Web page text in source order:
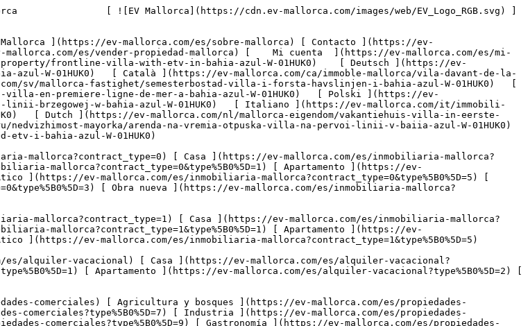
mallorca.com/sv/mallorca-fastighet/semesterbostad-villa-i-forsta-havslinjen-i-bahia-azul-W-01HUK0)   [ Français ](https://ev-mallorca.com/fr/bien-majorque/location-de-vacances-villa-en-premiere-ligne-de-mer-a-bahia-azul-W-01HUK0)   [ Polski ](https://ev-mallorca.com/pl/nieruchomosc-majorce/wynajem-wakacyjny-willa-w-pierwszej-linii-brzegowej-w-bahia-azul-W-01HUK0)   [ Italiano ](https://ev-mallorca.com/it/immobili-maiorca/affitto-vacanze-villa-in-prima-linea-di-mare-a-bahia-azul-W-01HUK0)   [ Dutch ](https://ev-mallorca.com/nl/mallorca-eigendom/vakantiehuis-villa-in-eerste-lijn-zee-in-bahia-azul-W-01HUK0)   [ Русский ](https://ev-mallorca.com/ru/nedvizhimost-mayorka/arenda-na-vremia-otpuska-villa-na-pervoi-linii-v-baiia-azul-W-01HUK0)   [ Dansk ](https://ev-mallorca.com/da/mallorca-ejendom/frontline-villa-med-etv-i-bahia-azul-W-01HUK0)   

 [ ![EV Mallorca](https://cdn.ev-mallorca.com/images/web/EV_Logo_RGB.svg) ](https://ev-mallorca.com/es)  Open main menu    

   Comprar     [ Todas las propiedades ](https://ev-mallorca.com/es/inmobiliaria-mallorca?contract_type=0) [ Casa ](https://ev-mallorca.com/es/inmobiliaria-mallorca?contract_type=0&type%5B0%5D=0) [ Finca ](https://ev-mallorca.com/es/inmobiliaria-mallorca?contract_type=0&type%5B0%5D=1) [ Apartamento ](https://ev-mallorca.com/es/inmobiliaria-mallorca?contract_type=0&type%5B0%5D=2) [ Ático ](https://ev-mallorca.com/es/inmobiliaria-mallorca?contract_type=0&type%5B0%5D=5) [ Solares ](https://ev-mallorca.com/es/inmobiliaria-mallorca?contract_type=0&type%5B0%5D=3) [ Obra nueva ](https://ev-mallorca.com/es/inmobiliaria-mallorca?contract_type=0&type%5B0%5D=development) 

   Alquilar     [ Todas las propiedades ](https://ev-mallorca.com/es/inmobiliaria-mallorca?contract_type=1) [ Casa ](https://ev-mallorca.com/es/inmobiliaria-mallorca?contract_type=1&type%5B0%5D=0) [ Finca ](https://ev-mallorca.com/es/inmobiliaria-mallorca?contract_type=1&type%5B0%5D=1) [ Apartamento ](https://ev-mallorca.com/es/inmobiliaria-mallorca?contract_type=1&type%5B0%5D=2) [ Ático ](https://ev-mallorca.com/es/inmobiliaria-mallorca?contract_type=1&type%5B0%5D=5) 

   Alquiler Vacacional     [ Todas las propiedades ](https://ev-mallorca.com/es/alquiler-vacacional) [ Casa ](https://ev-mallorca.com/es/alquiler-vacacional?type%5B0%5D=0) [ Finca ](https://ev-mallorca.com/es/alquiler-vacacional?type%5B0%5D=1) [ Apartamento ](https://ev-mallorca.com/es/alquiler-vacacional?type%5B0%5D=2) [ Ático ](https://ev-mallorca.com/es/alquiler-vacacional?type%5B0%5D=5) 

   Comercial     [ Todas las propiedades ](https://ev-mallorca.com/es/propiedades-comerciales) [ Agricultura y bosques ](https://ev-mallorca.com/es/propiedades-comerciales?type%5B0%5D=6) [ Hotel ](https://ev-mallorca.com/es/propiedades-comerciales?type%5B0%5D=7) [ Industria ](https://ev-mallorca.com/es/propiedades-comerciales?type%5B0%5D=8) [ Inversión ](https://ev-mallorca.com/es/propiedades-comerciales?type%5B0%5D=9) [ Gastronomía ](https://ev-mallorca.com/es/propiedades-comerciales?type%5B0%5D=10) [ Solares ](https://ev-mallorca.com/es/propiedades-comerciales?type%5B0%5D=11) [ Oficina ](https://ev-mallorca.com/es/propiedades-comerciales?type%5B0%5D=12) [ Otros ](https://ev-mallorca.com/es/propiedades-comerciales?type%5B0%5D=13) [ Tienda ](https://ev-mallorca.com/es/propiedades-comerciales?type%5B0%5D=14) 

 [ Obra nueva ](https://ev-mallorca.com/es/obra-nueva-mallorca) 

 [ Sobre nosotros ](https://ev-mallorca.com/es/sobre-nosotros) 

 [ Sobre Mallorca ](https://ev-mallorca.com/es/sobre-mallorca) 

 [ Vender propiedad ](https://ev-mallorca.com/es/vender-propiedad-mallorca) 

 [ Contacto ](https://ev-mallorca.com/es/ubicaciones-de-oficinas) 

   [ Mi cuenta ](https://ev-mallorca.com/es/mi-cuenta) 

 [   Call Us on +34 971 01 63 55   ](tel:+34971016355) 

             ![Villa en primera línea con ETV en Bahía Azul-1](https://cdn.ev-mallorca.com/images/properties/12deebea-ccbb-4101-94e3-7b180b1291c8/94c08546-5246-4773-866d-14b6506e1279.jpg?crop=true&crop_gravity=northwest&format=webp&quality=80)  

         ![Villa en primera línea con ETV en Bahía Azul-2](https://cdn.ev-mallorca.com/images/properties/12deebea-ccbb-4101-94e3-7b180b1291c8/9c959d64-415a-4151-9c7f-45fca475d2fb.jpg?crop=true&crop_gravity=northwest&format=webp&quality=80)  

         ![Villa en primera línea con ETV en Bahía Azul-3](https://cdn.ev-mallorca.com/images/properties/12deebea-ccbb-4101-94e3-7b180b1291c8/dc794a6c-1024-4ed2-8486-b29d7d31ca18.jpg?crop=true&crop_gravity=northwest&format=webp&quality=80)  

         ![Villa en primera línea con ETV en Bahía Azul-4](https://cdn.ev-mallorca.com/images/properties/12deebea-ccbb-4101-94e3-7b180b1291c8/3d9a7a7f-ebfb-4891-8040-2b1c58511583.jpg?crop=true&crop_gravity=northwest&format=webp&quality=80)  

         ![Villa en primera línea con ETV en Bahía Azul-5](https://cdn.ev-mallorca.com/images/properties/12deebea-ccbb-4101-94e3-7b180b1291c8/65fdfad2-ae36-428e-8f70-3f5d66ebc81f.jpg?crop=true&crop_gravity=northwest&format=webp&quality=80)  

         ![Villa en primera línea con ETV en Bahía Azul-6](https://cdn.ev-mallorca.com/images/properties/12deebea-ccbb-4101-94e3-7b180b1291c8/65e9e2e8-46db-4923-ab64-6a95d2afbe5e.jpg?crop=true&crop_gravity=northwest&format=webp&quality=80)  

         ![Villa en primera línea con ETV en Bahía Azul-7](https://cdn.ev-mallorca.com/images/properties/12deebea-ccbb-4101-94e3-7b180b1291c8/97f6d575-1bbe-4c46-b6bd-5904738f756c.jpg?crop=true&cr